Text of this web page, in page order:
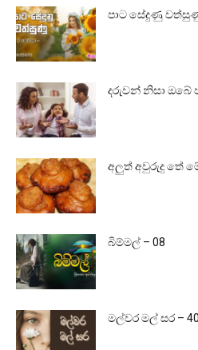
පාට සේදුණු
දරුවන් නිසා ඔබේ
අලුත් අවුරුදු තේ
බිම්මල් – 08
මල්වර මල් සර – 40